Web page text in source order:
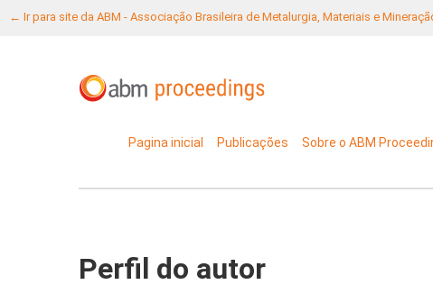
← Ir para site da ABM - Associação Brasileira de Metalurgia, Materiais e
Pagina inicial Publicações Sobre o ABM
Perfil do autor